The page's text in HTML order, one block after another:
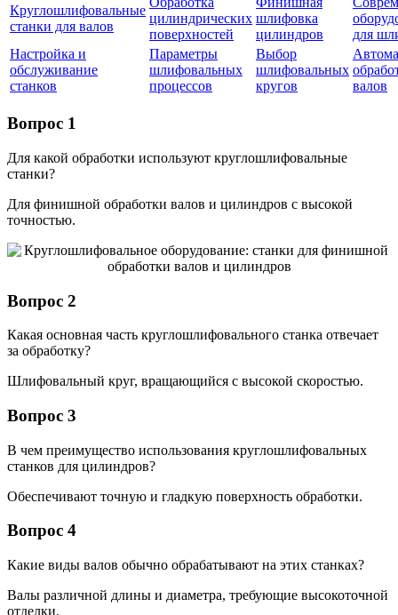
Круглошлифовальные
станки для валов
цилиндрических
поверхностей
шлифовка
цилиндров
для
Настройка и
обслуживание
станков
Параметры
шлифовальных
процессов
Выбор
шлифовальных
кругов
валов
Вопрос 1
Для какой обработки используют круглошлифовальные
станки?
Для финишной обработки валов и цилиндров с высокой
точностью.
Вопрос 2
Какая основная часть круглошлифовального станка отвечает
за обработку?
Шлифовальный круг, вращающийся с высокой скоростью.
Вопрос 3
В чем преимущество использования круглошлифовальных
станков для цилиндров?
Обеспечивают точную и гладкую поверхность обработки.
Вопрос 4
Какие виды валов обычно обрабатывают на этих станках?
Валы различной длины и диаметра, требующие высокоточной
отделки.